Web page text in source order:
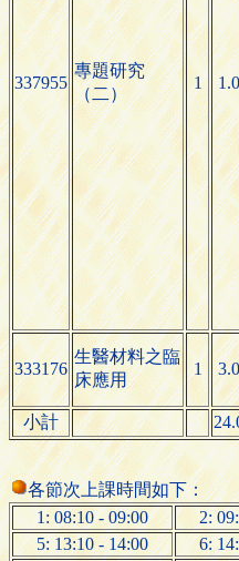
337955
專題研究
（二）
1 1.0
333176
生醫材料之臨
床應用
1 3.0
小計
各節次上課時間如下：
1: 08:10 - 09:00
2:
5: 13:10 - 14:00
6: